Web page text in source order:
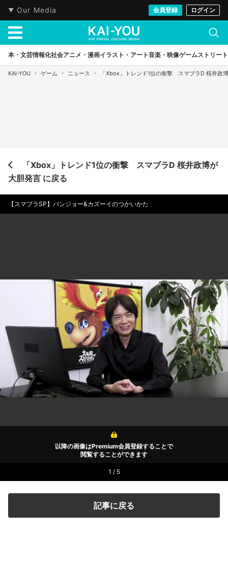
Our Media 会員登録 ログイン
本・文芸情報化社会アニメ・漫画イラスト・アート音楽・映像ゲームストリート
KAI-YOU ゲーム ニュース 「Xbox」トレンド1位の衝撃 スマブラD 桜井政
「Xbox」トレンド1位の衝撃 スマブラD 桜井政博が
大胆発言 に戻る
【スマブラSP】バンジョー&カズーイのつかいかた
以降の画像はPremium会員登録することで
閲覧することができます
1 / 5
記事に戻る